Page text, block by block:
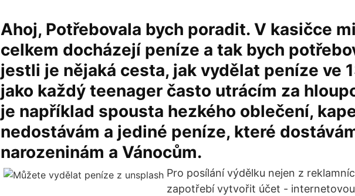
Ahoj, Potřebovala bych poradit. V kasičce
celkem docházejí peníze a tak bych
jestli je nějaká cesta, jak vydělat peníze ve
jako každý teenager často utrácím za
je například spousta hezkého oblečení,
nedostávám a jediné peníze, které
narozeninám a Vánocům.
Pro posílání výdělku nejen z
zapotřebí vytvořit účet -